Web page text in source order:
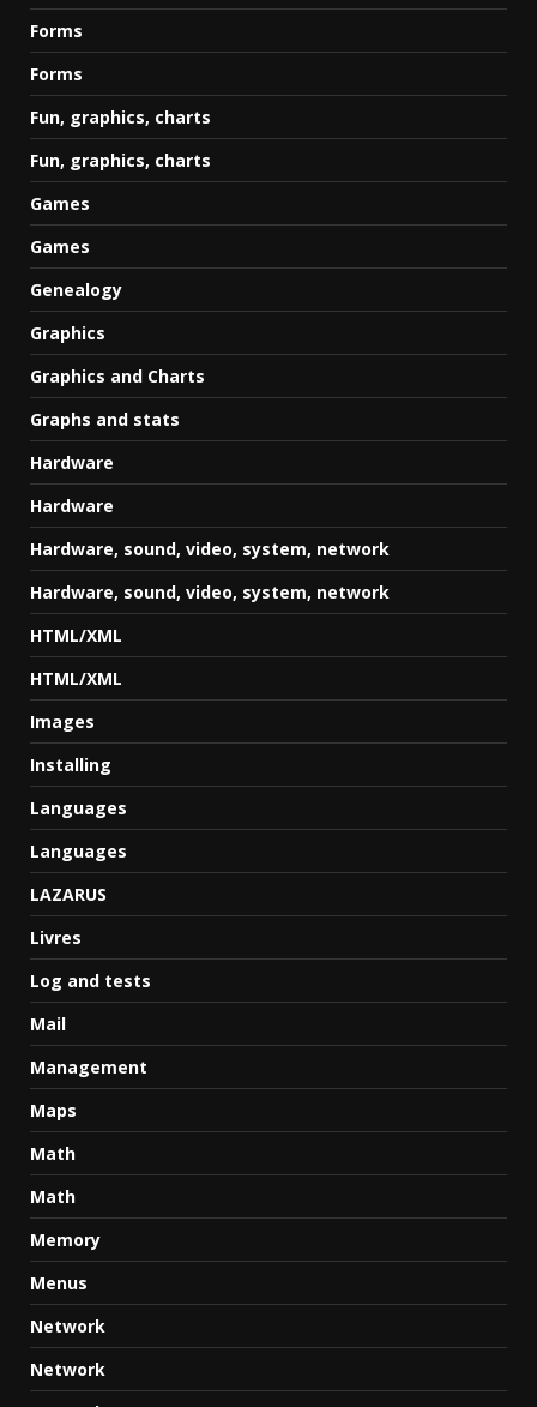
Forms
Forms
Fun, graphics, charts
Fun, graphics, charts
Games
Games
Genealogy
Graphics
Graphics and Charts
Graphs and stats
Hardware
Hardware
Hardware, sound, video, system, network
Hardware, sound, video, system, network
HTML/XML
HTML/XML
Images
Installing
Languages
Languages
LAZARUS
Livres
Log and tests
Mail
Management
Maps
Math
Math
Memory
Menus
Network
Network